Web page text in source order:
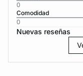
0
Comodidad
0
Nuevas reseñas